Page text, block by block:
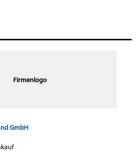
Firmenlogo
GmbH
·